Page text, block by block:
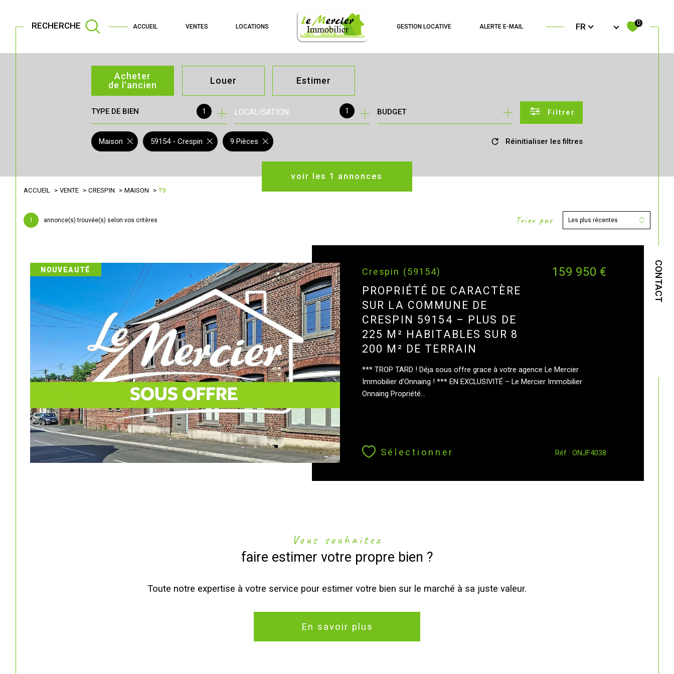
ACCUEIL VENTES LOCATIONS GESTION LOCATIVE ALERTE E-MAIL
RECHERCHE Langue
FR 0
CONTACT
Acheter
de l'ancien
de l'ancien
de l'immo pro
Louer
à l'année
de l'immo pro
Estimer
TYPE DE BIEN 1 1
LOCALISATION BUDGET filtrer
voir les 1 annonces
Maison 59154 - Crespin 9 Pièces Réinitialiser les filtres
ACCUEIL VENTE CRESPIN MAISON T9
1 annonce(s) trouvée(s) selon vos critères Trier par Les plus récentes
Crespin (59154)
PROPRIÉTÉ DE CARACTÈRE
SUR LA COMMUNE DE
CRESPIN 59154 – PLUS DE
225 M² HABITABLES SUR 8
200 M² DE TERRAIN
159 950 €
*** TROP TARD ! Déja sous offre grace à votre agence Le Mercier
Immobilier d'Onnaing ! *** EN EXCLUSIVITÉ – Le Mercier Immobilier
Onnaing Propriété...
Sélectionner Réf : ONJF4038
NOUVEAUTÉ
Vous souhaitez
faire estimer votre propre bien ?
Toute notre expertise à votre service pour estimer votre bien sur le marché à sa juste valeur.
En savoir plus